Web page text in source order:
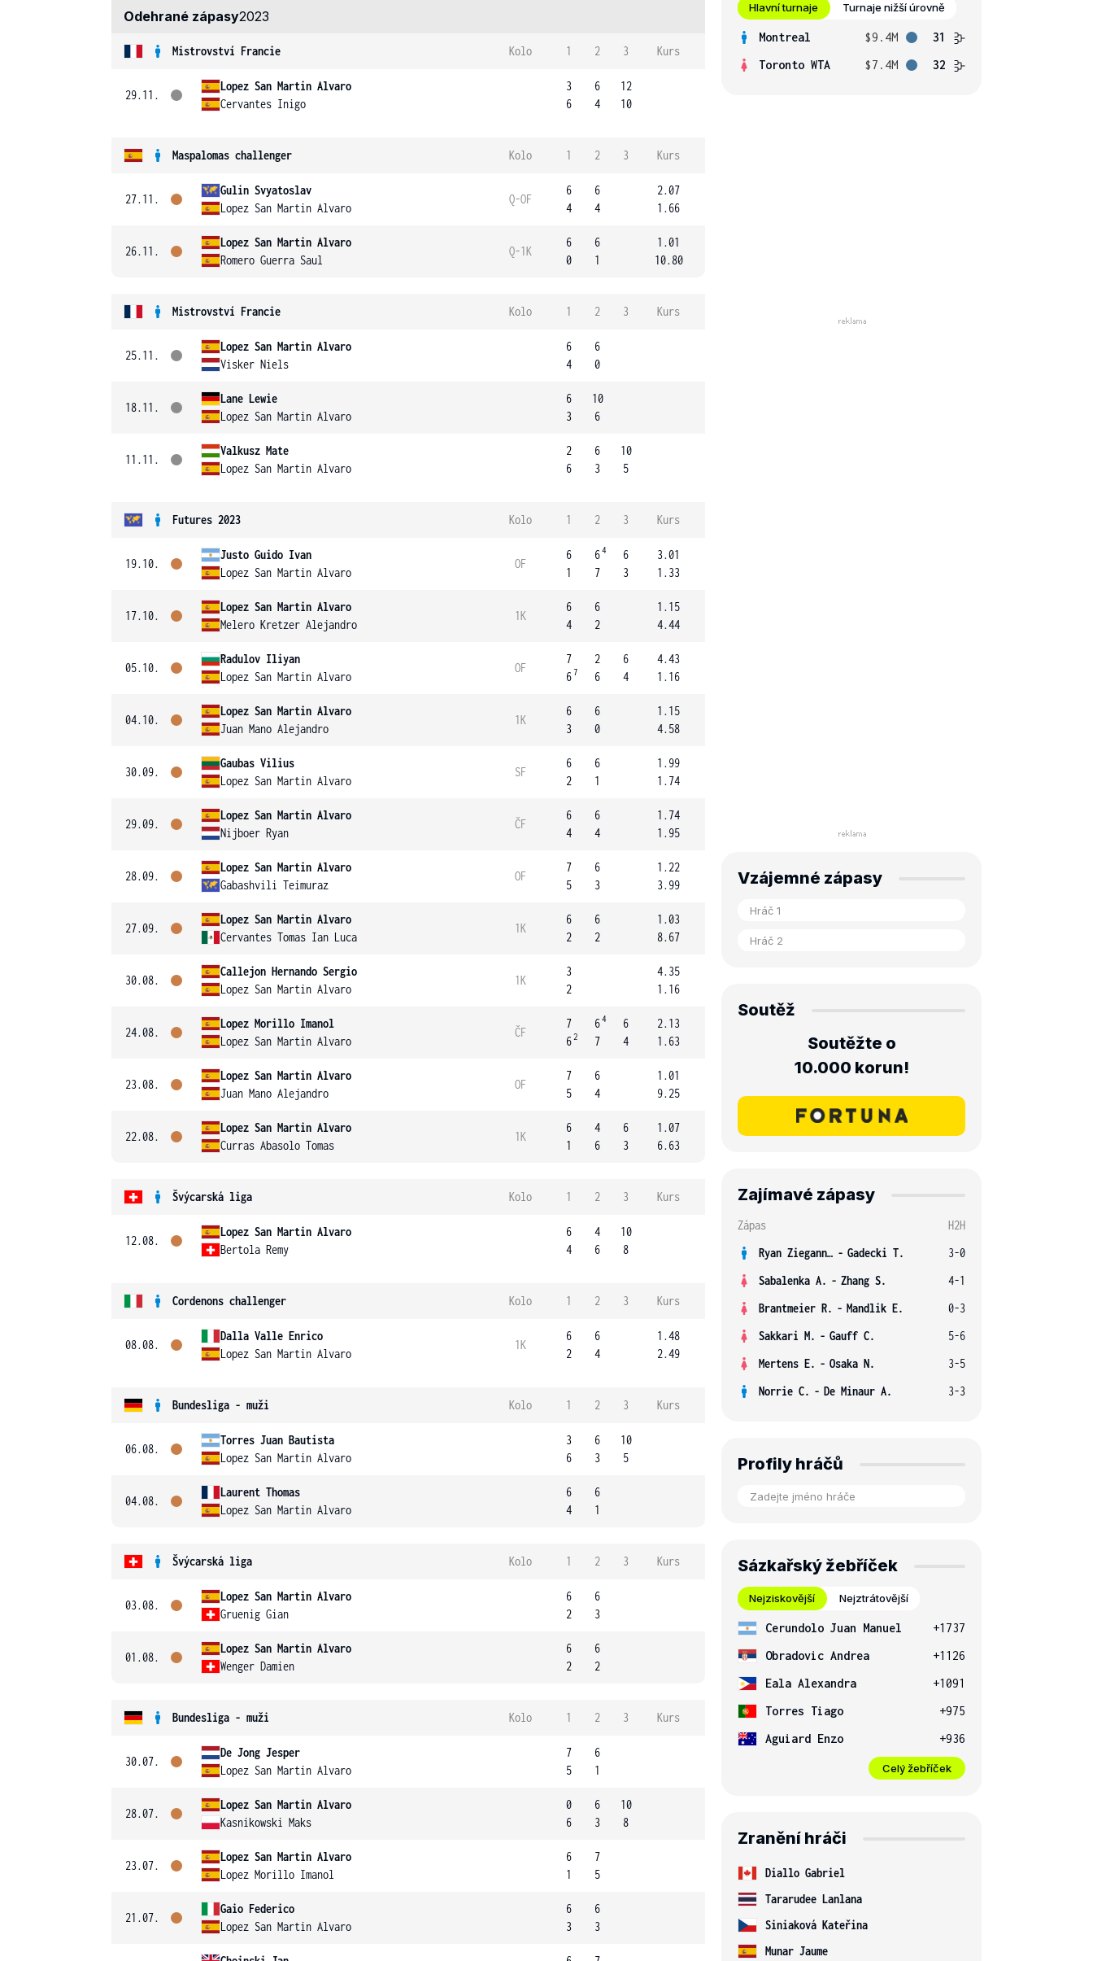
Odehrané zápasy2023
Mistrovství Francie Kolo 1 2 3 Kurs
29.11.
Lopez San Martin Alvaro
Cervantes Inigo
3
6
6
4
12
10
Maspalomas challenger Kolo 1 2 3 Kurs
27.11.
Gulin Svyatoslav
Lopez San Martin Alvaro
Q-OF
6
4
6
4
2.07
1.66
26.11.
Lopez San Martin Alvaro
Romero Guerra Saul
Q-1K
6
0
6
1
1.01
10.80
Mistrovství Francie Kolo 1 2 3 Kurs
25.11.
Lopez San Martin Alvaro
Visker Niels
6
4
6
0
18.11.
Lane Lewie
Lopez San Martin Alvaro
6
3
10
6
11.11.
Valkusz Mate
Lopez San Martin Alvaro
2
6
6
3
10
5
Futures 2023 Kolo 1 2 3 Kurs
19.10.
Justo Guido Ivan
Lopez San Martin Alvaro
OF
6
1
64
7
6
3
3.01
1.33
17.10.
Lopez San Martin Alvaro
Melero Kretzer Alejandro
1K
6
4
6
2
1.15
4.44
05.10.
Radulov Iliyan
Lopez San Martin Alvaro
OF
7
67
2
6
6
4
4.43
1.16
04.10.
Lopez San Martin Alvaro
Juan Mano Alejandro
1K
6
3
6
0
1.15
4.58
30.09.
Gaubas Vilius
Lopez San Martin Alvaro
SF
6
2
6
1
1.99
1.74
29.09.
Lopez San Martin Alvaro
Nijboer Ryan
ČF
6
4
6
4
1.74
1.95
28.09.
Lopez San Martin Alvaro
Gabashvili Teimuraz
OF
7
5
6
3
1.22
3.99
27.09.
Lopez San Martin Alvaro
Cervantes Tomas Ian Luca
1K
6
2
6
2
1.03
8.67
30.08.
Callejon Hernando Sergio
Lopez San Martin Alvaro
1K
3
2
4.35
1.16
24.08.
Lopez Morillo Imanol
Lopez San Martin Alvaro
ČF
7
62
64
7
6
4
2.13
1.63
23.08.
Lopez San Martin Alvaro
Juan Mano Alejandro
OF
7
5
6
4
1.01
9.25
22.08.
Lopez San Martin Alvaro
Curras Abasolo Tomas
1K
6
1
4
6
6
3
1.07
6.63
Švýcarská liga Kolo 1 2 3 Kurs
12.08.
Lopez San Martin Alvaro
Bertola Remy
6
4
4
6
10
8
Cordenons challenger Kolo 1 2 3 Kurs
08.08.
Dalla Valle Enrico
Lopez San Martin Alvaro
1K
6
2
6
4
1.48
2.49
Bundesliga - muži Kolo 1 2 3 Kurs
06.08.
Torres Juan Bautista
Lopez San Martin Alvaro
3
6
6
3
10
5
04.08.
Laurent Thomas
Lopez San Martin Alvaro
6
4
6
1
Švýcarská liga Kolo 1 2 3 Kurs
03.08.
Lopez San Martin Alvaro
Gruenig Gian
6
2
6
3
01.08.
Lopez San Martin Alvaro
Wenger Damien
6
2
6
2
Bundesliga - muži Kolo 1 2 3 Kurs
30.07.
De Jong Jesper
Lopez San Martin Alvaro
7
5
6
1
28.07.
Lopez San Martin Alvaro
Kasnikowski Maks
0
6
6
3
10
8
23.07.
Lopez San Martin Alvaro
Lopez Morillo Imanol
6
1
7
5
21.07.
Gaio Federico
Lopez San Martin Alvaro
6
3
6
3
Hlavní turnaje Turnaje nižší úrovně
Montreal $9.4M
31
Toronto WTA
$7.4M 32
Vzájemné zápasy
Soutěž
Soutěžte o
10.000 korun!
Zajímavé zápasy
Zápas
H2H
Ryan Ziegann S. - Gadecki T.
3-0
Sabalenka A. - Zhang S.
4-1
Brantmeier R. - Mandlik E.
0-3
Sakkari M. - Gauff C.
5-6
Mertens E. - Osaka N.
3-5
Norrie C. - De Minaur A. 3-3
Profily hráčů
Sázkařský žebříček
Nejziskovější Nejztrátovější
Cerundolo Juan Manuel
+1737
Obradovic Andrea
+1126
Eala Alexandra
+1091
Torres Tiago
+975
Aguiard Enzo
+936
Celý žebříček
Zranění hráči
Diallo Gabriel
Tararudee Lanlana
Siniaková Kateřina
Munar Jaume